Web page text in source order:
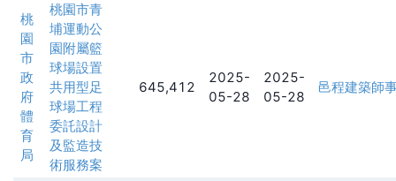
桃
園
市
政
府
體
育
局
桃園市青
埔運動公
園附屬籃
球場設置
共用型足
球場工程
委託設計
及監造技
術服務案
645,412
2025-
05-28
2025-
05-28
邑程建築師